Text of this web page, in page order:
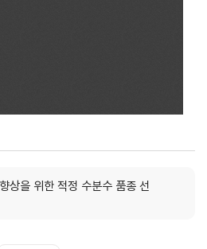
상을 위한 적정 수분수 품종 선